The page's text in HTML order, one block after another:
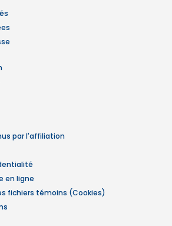
par l'affiliation
en ligne
fichiers témoins (Cookies)